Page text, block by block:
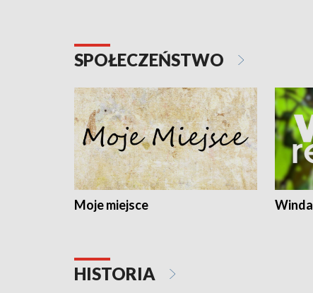
SPOŁECZEŃSTWO
Moje miejsce
HISTORIA